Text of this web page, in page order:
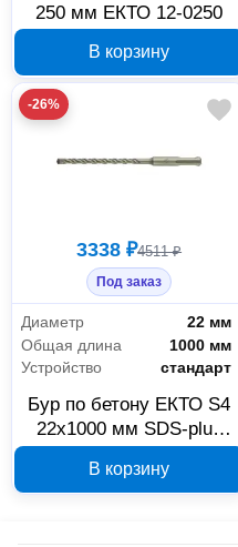
250 мм EКТО 12-0250
В корзину
-26%
3338 ₽4511 ₽
Под заказ
Диаметр
22 мм
Общая длина
1000 мм
Устройство
стандарт
Бур по бетону EКТО S4
22x1000 мм SDS-plus
В корзину